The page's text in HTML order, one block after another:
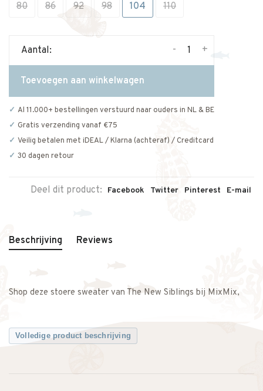
80 86 92 98 104 110
Aantal: +
-
Toevoegen aan winkelwagen
Al 11.000+ bestellingen verstuurd naar ouders in NL & BE
Gratis verzending vanaf €75
Veilig betalen met iDEAL / Klarna (achteraf) / Creditcard
30 dagen retour
Deel dit product: Facebook Twitter Pinterest E-mail
Beschrijving Reviews
Shop deze stoere sweater van The New Siblings bij MixMix,
Volledige product beschrijving